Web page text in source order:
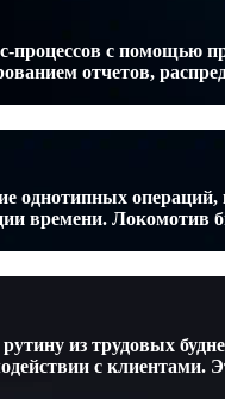
процессов с
отчетов,
однотипных
времени. Локомотив
из трудовых
с клиентами.